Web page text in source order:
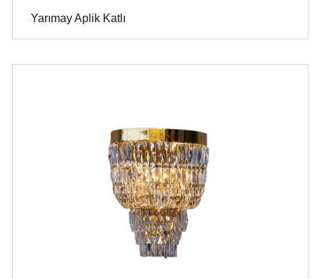
Yarımay Aplik Katlı